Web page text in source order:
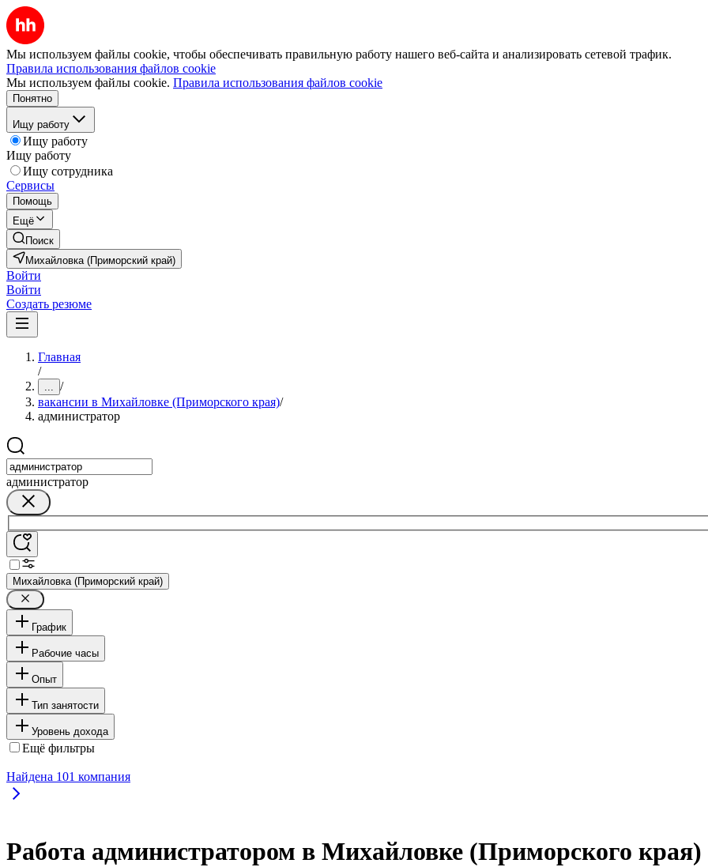
Мы используем файлы cookie, чтобы обеспечивать правильную работу нашего веб-сайта и анализировать сетевой трафик.
Правила использования файлов cookie
Мы используем файлы cookie. Правила использования файлов cookie
Понятно
Ищу работу
Ищу работу
Ищу работу
Ищу сотрудника
Сервисы
Помощь
Ещё
Поиск
Михайловка (Приморский край)
Войти
Войти
Создать резюме
Главная
/
... /
вакансии в Михайловке (Приморского края)/
администратор
администратор
Михайловка (Приморский край)
График
Рабочие часы
Опыт
Тип занятости
Уровень дохода
Ещё фильтры
Найдена 101 компания
Работа администратором в Михайловке (Приморского края)